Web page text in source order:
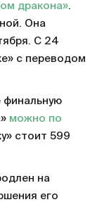
дракона».
Она
С 24
с переводом
финальную
можно по
стоит 599
на
его